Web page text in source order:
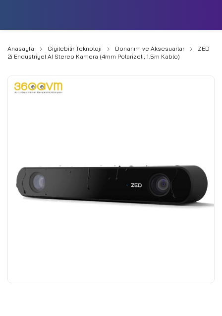
Anasayfa Giyilebilir Teknoloji Donanım ve Aksesuarlar
ZED
2i Endüstriyel AI Stereo Kamera (4mm Polarizeli, 1.5m Kablo)